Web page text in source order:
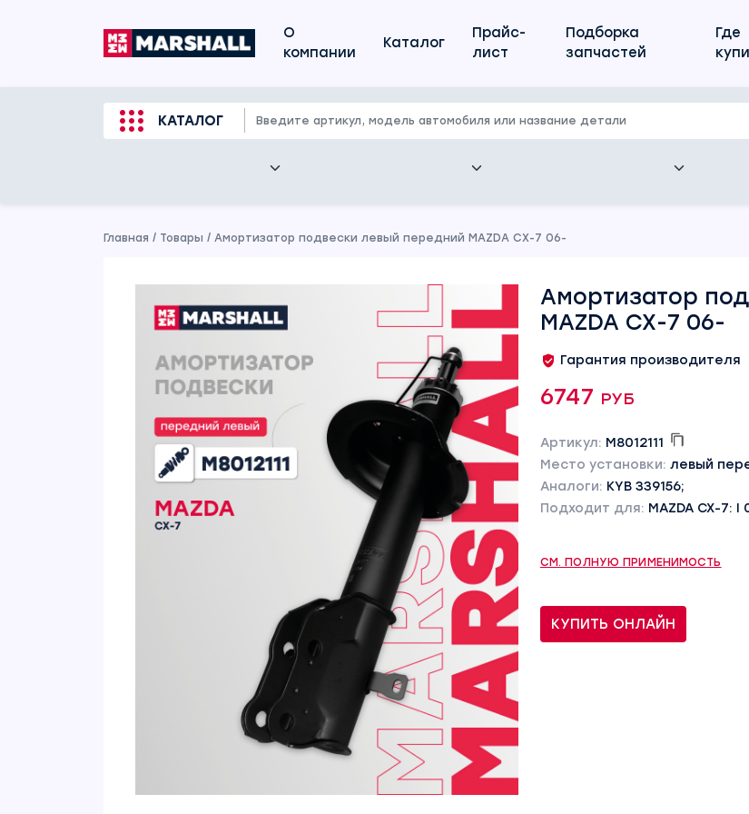
О
компании
Каталог
Прайс-
лист
Подборка
запчастей
Где
КАТАЛОГ
Главная / Товары / Амортизатор подвески левый передний MAZDA CX-7 06-
Амортизатор
MAZDA CX-7 06-
Гарантия производителя
6747 руб
Артикул: M8012111
Место установки: левый
Аналоги: KYB 339156;
Подходит для: MAZDA CX-7: I
СМ. ПОЛНУЮ ПРИМЕНИМОСТЬ
КУПИТЬ ОНЛАЙН